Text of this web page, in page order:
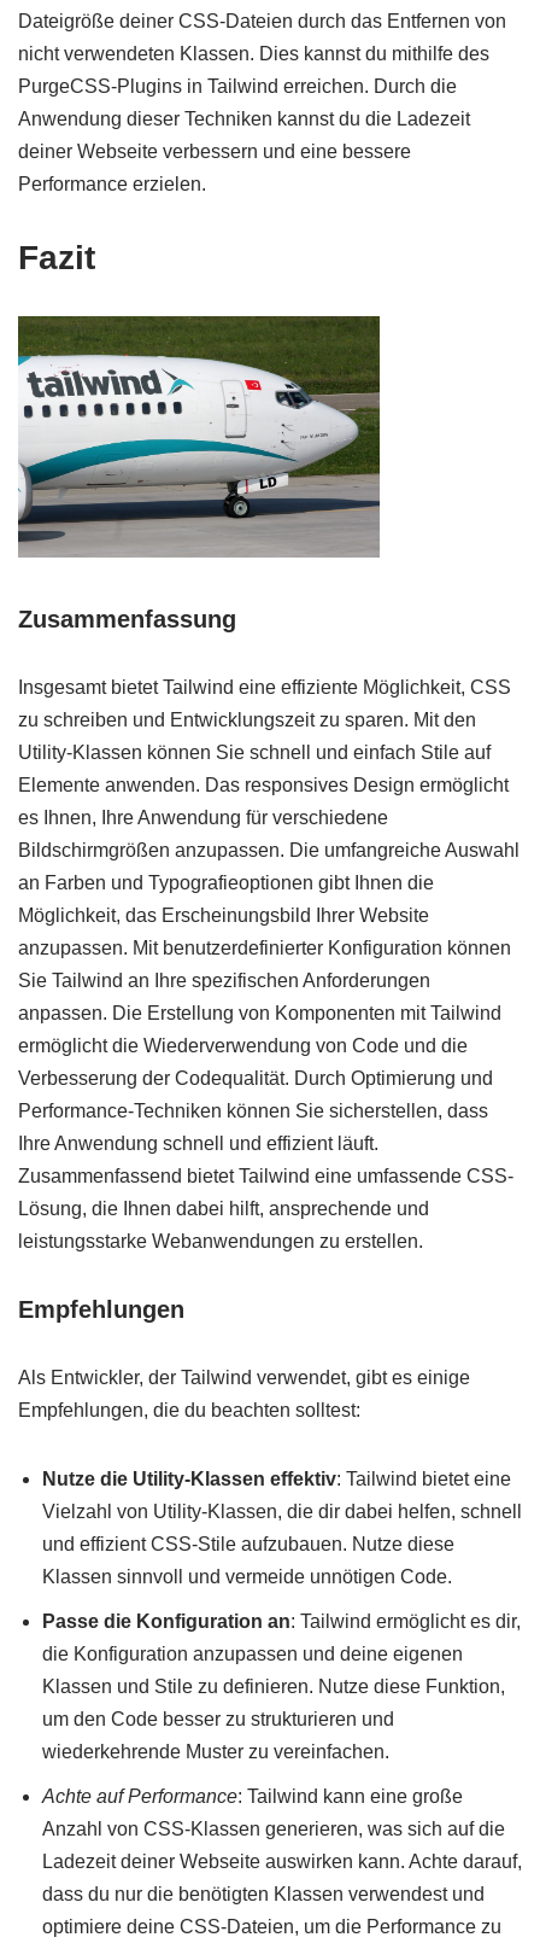
Dateigröße deiner CSS-Dateien durch das Entfernen von
nicht verwendeten Klassen. Dies kannst du mithilfe des
PurgeCSS-Plugins in Tailwind erreichen. Durch die
Anwendung dieser Techniken kannst du die Ladezeit
deiner Webseite verbessern und eine bessere
Performance erzielen.
Fazit
Zusammenfassung
Insgesamt bietet Tailwind eine effiziente Möglichkeit, CSS
zu schreiben und Entwicklungszeit zu sparen. Mit den
Utility-Klassen können Sie schnell und einfach Stile auf
Elemente anwenden. Das responsives Design ermöglicht
es Ihnen, Ihre Anwendung für verschiedene
Bildschirmgrößen anzupassen. Die umfangreiche Auswahl
an Farben und Typografieoptionen gibt Ihnen die
Möglichkeit, das Erscheinungsbild Ihrer Website
anzupassen. Mit benutzerdefinierter Konfiguration können
Sie Tailwind an Ihre spezifischen Anforderungen
anpassen. Die Erstellung von Komponenten mit Tailwind
ermöglicht die Wiederverwendung von Code und die
Verbesserung der Codequalität. Durch Optimierung und
Performance-Techniken können Sie sicherstellen, dass
Ihre Anwendung schnell und effizient läuft.
Zusammenfassend bietet Tailwind eine umfassende CSS-
Lösung, die Ihnen dabei hilft, ansprechende und
leistungsstarke Webanwendungen zu erstellen.
Empfehlungen
Als Entwickler, der Tailwind verwendet, gibt es einige
Empfehlungen, die du beachten solltest:
Nutze die Utility-Klassen effektiv: Tailwind bietet eine
Vielzahl von Utility-Klassen, die dir dabei helfen, schnell
und effizient CSS-Stile aufzubauen. Nutze diese
Klassen sinnvoll und vermeide unnötigen Code.
Passe die Konfiguration an: Tailwind ermöglicht es dir,
die Konfiguration anzupassen und deine eigenen
Klassen und Stile zu definieren. Nutze diese Funktion,
um den Code besser zu strukturieren und
wiederkehrende Muster zu vereinfachen.
Achte auf Performance: Tailwind kann eine große
Anzahl von CSS-Klassen generieren, was sich auf die
Ladezeit deiner Webseite auswirken kann. Achte darauf,
dass du nur die benötigten Klassen verwendest und
optimiere deine CSS-Dateien, um die Performance zu